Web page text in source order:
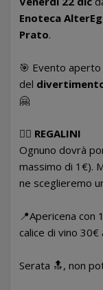
Enoteca
Prato.
🎯 Evento
del
🤗
👉🏻 REGALINI
Ognuno dovrà
massimo di 1€).
ne sceglieremo
📍Apericena con
calice di vino 30€
Serata 🔝, non